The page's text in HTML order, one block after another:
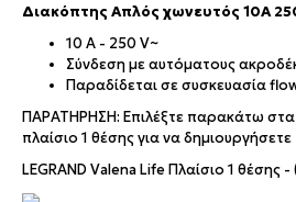
Διακόπτης Απλός χωνευτός 10A
10 A - 250 V~
Σύνδεση με αυτόματους
Παραδίδεται σε συσκευασία
ΠΑΡΑΤΗΡΗΣΗ: Επιλέξτε παρακάτω στα
πλαίσιο 1 θέσης για να
LEGRAND Valena Life Πλαίσιο 1 θέσης